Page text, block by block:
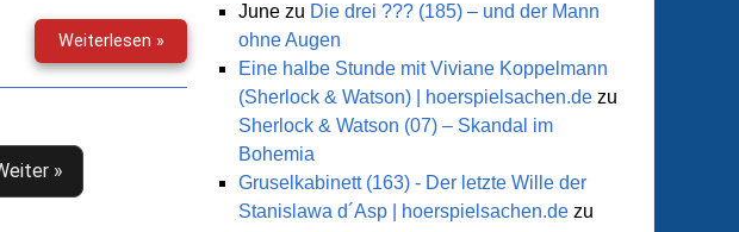
Weiterlesen »Gruselkabinett
(193)
–
»
June zu Die drei ??? (185) – und der Mann
ohne Augen
Eine halbe Stunde mit Viviane Koppelmann
(Sherlock & Watson) | hoerspielsachen.de zu
Sherlock & Watson (07) – Skandal im
Bohemia
Gruselkabinett (163) - Der letzte Wille der
Stanislawa d´Asp | hoerspielsachen.de zu